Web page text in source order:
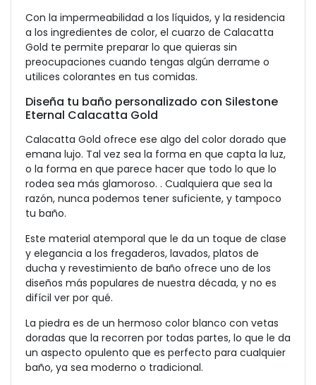
Con la impermeabilidad a los líquidos, y la residencia
a los ingredientes de color, el cuarzo de Calacatta
Gold te permite preparar lo que quieras sin
preocupaciones cuando tengas algún derrame o
utilices colorantes en tus comidas.
Diseña tu baño personalizado con Silestone
Eternal Calacatta Gold
Calacatta Gold ofrece ese algo del color dorado que
emana lujo. Tal vez sea la forma en que capta la luz,
o la forma en que parece hacer que todo lo que lo
rodea sea más glamoroso. . Cualquiera que sea la
razón, nunca podemos tener suficiente, y tampoco
tu baño.
Este material atemporal que le da un toque de clase
y elegancia a los fregaderos, lavados, platos de
ducha y revestimiento de baño ofrece uno de los
diseños más populares de nuestra década, y no es
difícil ver por qué.
La piedra es de un hermoso color blanco con vetas
doradas que la recorren por todas partes, lo que le da
un aspecto opulento que es perfecto para cualquier
baño, ya sea moderno o tradicional.